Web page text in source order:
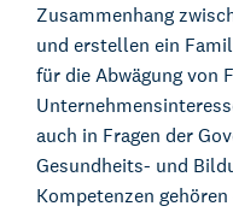
Zusammenhang
und erstellen ein
für die Abwägung von
auch in Fragen der
Gesundheits- und
Kompetenzen